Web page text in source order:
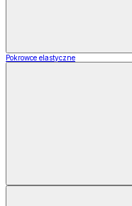
Pokrowce elastyczne